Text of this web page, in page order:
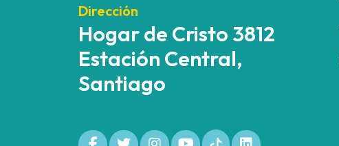
Dirección
Hogar de Cristo 3812
Estación Central,
Santiago